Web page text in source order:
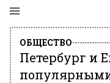
ОБЩЕСТВО
Петербург и